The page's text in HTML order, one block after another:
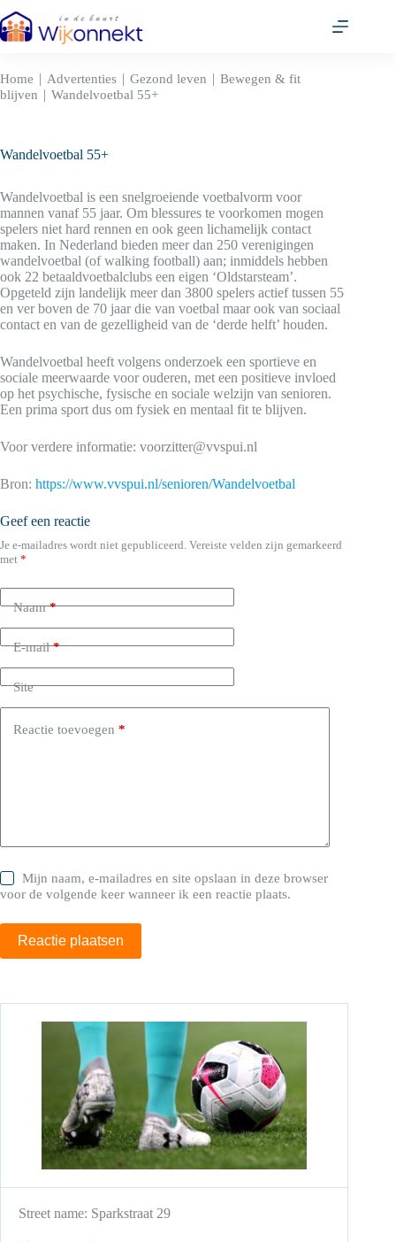
naar
de
Home | Advertenties | Gezond leven | Bewegen & fit
blijven | Wandelvoetbal 55+
Wandelvoetbal 55+
Wandelvoetbal is een snelgroeiende voetbalvorm voor
mannen vanaf 55 jaar. Om blessures te voorkomen mogen
spelers niet hard rennen en ook geen lichamelijk contact
maken. In Nederland bieden meer dan 250 verenigingen
wandelvoetbal (of walking football) aan; inmiddels hebben
ook 22 betaaldvoetbalclubs een eigen ‘Oldstarsteam’.
Opgeteld zijn landelijk meer dan 3800 spelers actief tussen 55
en ver boven de 70 jaar die van voetbal maar ook van sociaal
contact en van de gezelligheid van de ‘derde helft’ houden.
Wandelvoetbal heeft volgens onderzoek een sportieve en
sociale meerwaarde voor ouderen, met een positieve invloed
op het psychische, fysische en sociale welzijn van senioren.
Een prima sport dus om fysiek en mentaal fit te blijven.
Voor verdere informatie: voorzitter@vvspui.nl
Bron: https://www.vvspui.nl/senioren/Wandelvoetbal
Geef een reactie
Je e-mailadres wordt niet gepubliceerd. Vereiste velden zijn gemarkeerd
met *
Naam*
E-mail*
Site
Reactie toevoegen *
Mijn naam, e-mailadres en site opslaan in deze browser
voor de volgende keer wanneer ik een reactie plaats.
Reactie plaatsen
Street name: Sparkstraat 29